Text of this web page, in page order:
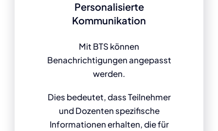
Personalisierte
Kommunikation
Mit BTS können
Benachrichtigungen angepasst
werden.
Dies bedeutet, dass Teilnehmer
und Dozenten spezifische
Informationen erhalten, die für